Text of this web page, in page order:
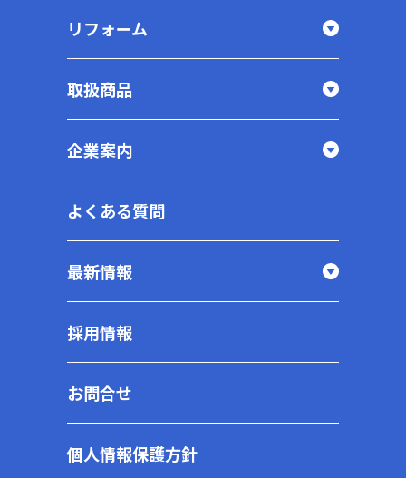
リフォーム
取扱商品
企業案内
よくある質問
最新情報
採用情報
お問合せ
個人情報保護方針